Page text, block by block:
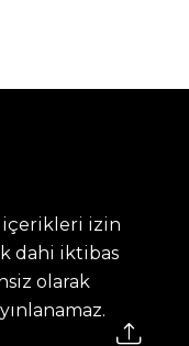
içerikleri izin
dahi iktibas
olarak